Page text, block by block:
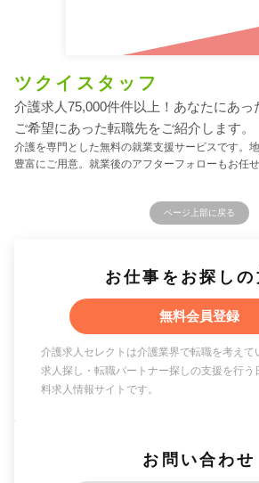
ツクイスタッフ
介護求人75,000件件以上！あなたにあっ
ご希望にあった転職先をご紹介します。
介護を専門とした無料の就業支援サービスです。
豊富にご用意。就業後のアフターフォローもお任せ
ページ上部に戻る
お仕事をお探しの
無料会員登録
介護求人セレクトは介護業界で転職を考えて
求人探し・転職パートナー探しの支援を行う
料求人情報サイトです。
お問い合わせ